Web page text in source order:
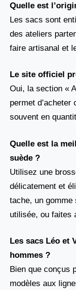
Quelle est
Les sacs sont
des ateliers
faire artisanal et
Le site officiel
Oui, la section «
permet
souvent en
Quelle est la
suède ?
Utilisez une
délicatement et
tache, un gomme
utilisée, ou faites
Les sacs Léo et
hommes ?
Bien que conçus
modèles aux